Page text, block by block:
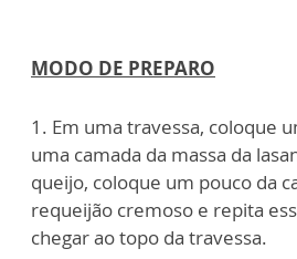
MODO DE PREPARO
1. Em uma travessa, coloque
uma camada da massa da
queijo, coloque um pouco da
requeijão cremoso e repita
chegar ao topo da travessa.